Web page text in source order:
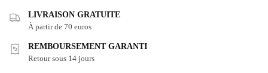
LIVRAISON GRATUITE
À partir de 70 euros
REMBOURSEMENT GARANTI
Retour sous 14 jours